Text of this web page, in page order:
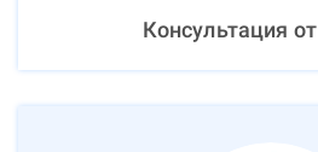
Консультация от